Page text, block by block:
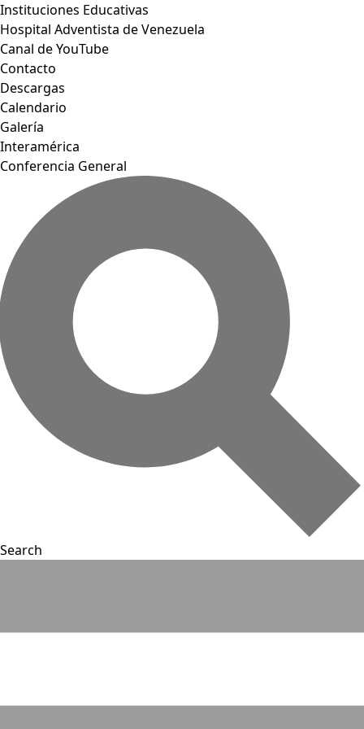
Instituciones Educativas
Hospital Adventista de Venezuela
Canal de YouTube
Contacto
Descargas
Calendario
Galería
Interamérica
Conferencia General
Search